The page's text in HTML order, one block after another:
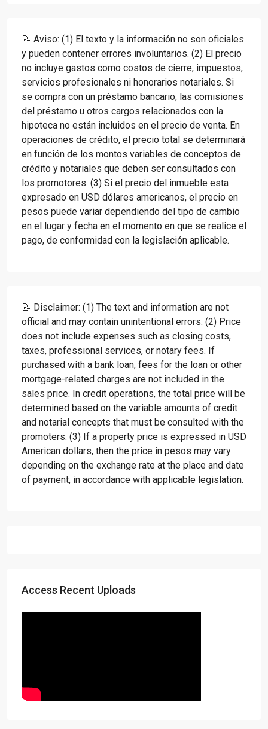
📝 Aviso: (1) El texto y la información no son oficiales
y pueden contener errores involuntarios. (2) El precio
no incluye gastos como costos de cierre, impuestos,
servicios profesionales ni honorarios notariales. Si
se compra con un préstamo bancario, las comisiones
del préstamo u otros cargos relacionados con la
hipoteca no están incluidos en el precio de venta. En
operaciones de crédito, el precio total se determinará
en función de los montos variables de conceptos de
crédito y notariales que deben ser consultados con
los promotores. (3) Si el precio del inmueble esta
expresado en USD dólares americanos, el precio en
pesos puede variar dependiendo del tipo de cambio
en el lugar y fecha en el momento en que se realice el
pago, de conformidad con la legislación aplicable.
📝 Disclaimer: (1) The text and information are not
official and may contain unintentional errors. (2) Price
does not include expenses such as closing costs,
taxes, professional services, or notary fees. If
purchased with a bank loan, fees for the loan or other
mortgage-related charges are not included in the
sales price. In credit operations, the total price will be
determined based on the variable amounts of credit
and notarial concepts that must be consulted with the
promoters. (3) If a property price is expressed in USD
American dollars, then the price in pesos may vary
depending on the exchange rate at the place and date
of payment, in accordance with applicable legislation.
Access Recent Uploads